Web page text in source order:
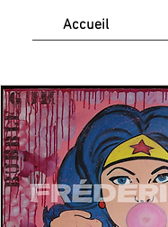
Accueil